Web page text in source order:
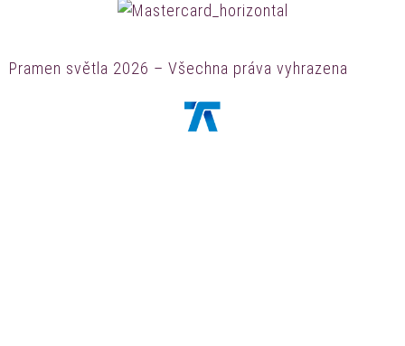
Pramen světla 2026 – Všechna práva vyhrazena